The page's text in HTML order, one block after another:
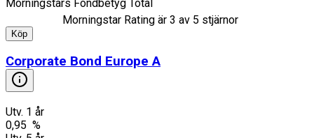
Morningstars Fondbetyg Total
Morningstar Rating är 3 av 5 stjärnor
Köp
Corporate Bond Europe A
Utv. 1 år
0,95 %